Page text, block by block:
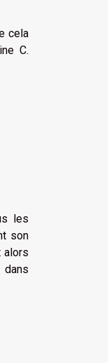
cela
C.
les
son
alors